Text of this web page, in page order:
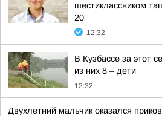
шестиклассником
20
12:32
В Кузбассе за этот
из них 8 – дети
12:32
Двухлетний мальчик оказался